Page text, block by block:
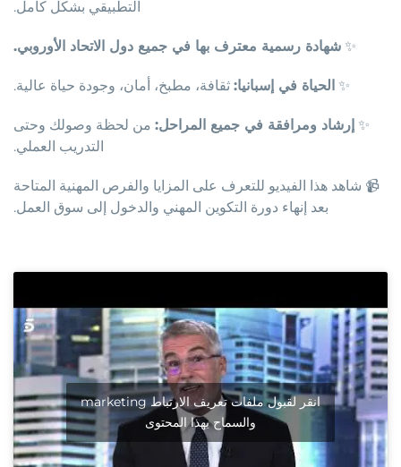
التطبيقي بشكل كامل.
✨شهادة رسمية معترف بها في جميع دول الاتحاد الأوروبي.
✨الحياة في إسبانيا:ثقافة، مطبخ، أمان، وجودة حياة عالية.
✨إرشاد ومرافقة في جميع المراحل:من لحظة وصولك وحتى
التدريب العملي.
📹 شاهد هذا الفيديو للتعرف على المزايا والفرص المهنية المتاحة
بعد إنهاء دورة التكوين المهني والدخول إلى سوق العمل.
انقر لقبول ملفات تعريف الارتباط marketing
والسماح بهذا المحتوى